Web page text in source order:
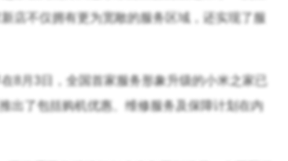
店不仅拥有更为宽敞的服务区域，还实现了服
8月3日，全国首家服务形象升级的小米之家已
出了包括购机优惠、维修服务及保障计划在内